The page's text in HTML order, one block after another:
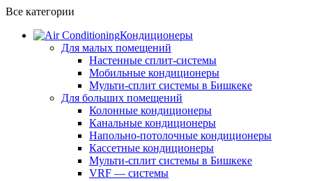
Все категории
Кондиционеры
Для малых помещений
Настенные сплит-системы
Мобильные кондиционеры
Мульти-сплит системы в Бишкеке
Для больших помещений
Колонные кондиционеры
Канальные кондиционеры
Напольно-потолочные кондиционеры
Кассетные кондиционеры
Мульти-сплит системы в Бишкеке
VRF — системы